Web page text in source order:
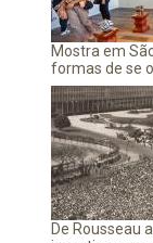
Mostra em
formas de se
De Rousseau